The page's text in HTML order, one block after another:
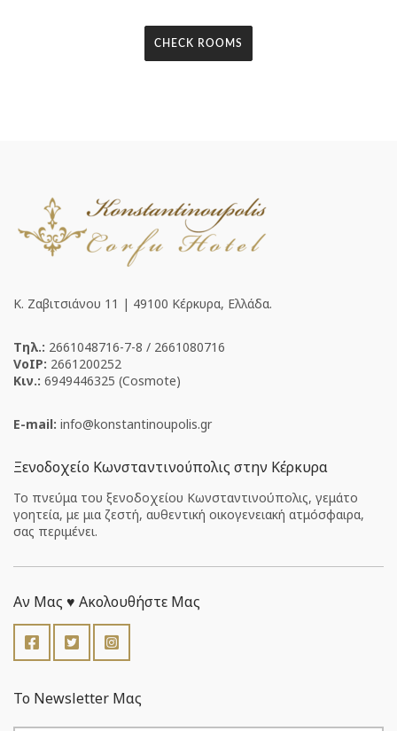
Κ. Ζαβιτσιάνου 11 | 49100 Κέρκυρα, Ελλάδα.
Τηλ.: 2661048716-7-8 / 2661080716
VoIP: 2661200252
Κιν.: 6949446325 (Cosmote)
E-mail: info konstantinoupolis gr
Ξενοδοχείο Κωνσταντινούπολις στην Κέρκυρα
Το πνεύμα του ξενοδοχείου Κωνσταντινούπολις, γεμάτο
γοητεία, με μια ζεστή, αυθεντική οικογενειακή ατμόσφαιρα,
σας περιμένει.
Αν Μας ♥️ Ακολουθήστε Μας
Το Newsletter Μας